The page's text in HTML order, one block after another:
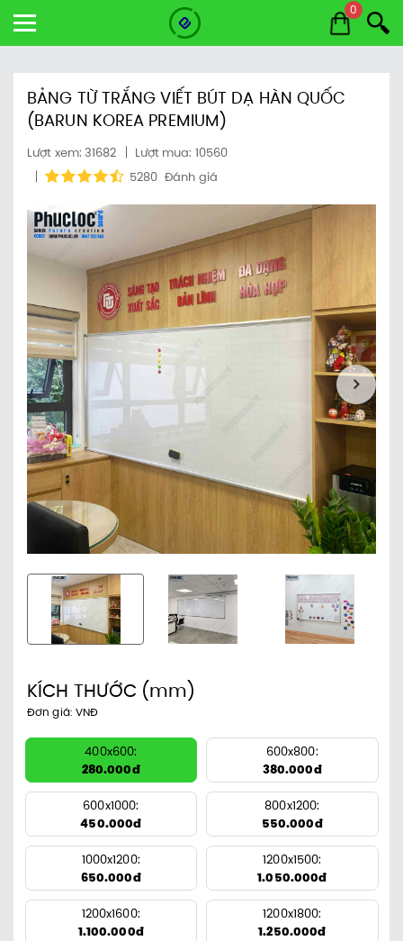
0
BẢNG TỪ TRẮNG VIẾT BÚT DẠ HÀN QUỐC
(BARUN KOREA PREMIUM)
Lượt xem: 31682
Lượt mua: 10560
5280 Đánh giá
KÍCH THƯỚC (mm)
Đơn giá: VNĐ
400x600:
280.000đ
600x800:
380.000đ
600x1000:
450.000đ
800x1200:
550.000đ
1000x1200:
650.000đ
1200x1500:
1.050.000đ
1200x1600:
1.100.000đ
1200x1800:
1.250.000đ